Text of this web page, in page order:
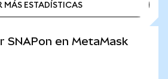
MÁS ESTADÍSTICAS
SNAPon en MetaMask